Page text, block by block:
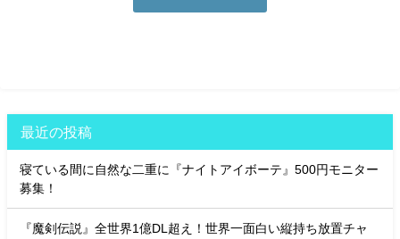
最近の投稿
寝ている間に自然な二重に『ナイトアイボーテ』500円モニター
募集！
『魔剣伝説』全世界1億DL超え！世界一面白い縦持ち放置チャ